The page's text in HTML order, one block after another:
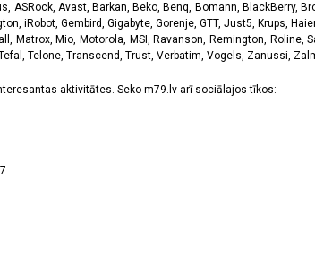
ASRock, Avast, Barkan, Beko, Benq, Bomann, BlackBerry,
iRobot, Gembird, Gigabyte, Gorenje, GTT, Just5, Krups,
Matrox, Mio, Motorola, MSI, Ravanson, Remington, Roline,
Telone, Transcend, Trust, Verbatim, Vogels, Zanussi,
aktivitātes. Seko m79.lv arī sociālajos tīkos: